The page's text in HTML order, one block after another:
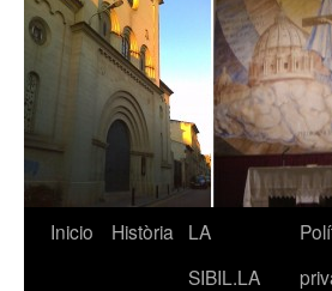
Inicio Història
LA
SIBIL.LA